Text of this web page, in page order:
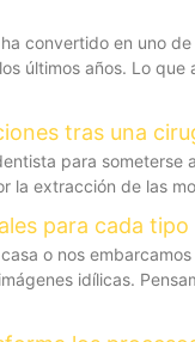
convertido en uno
últimos años. Lo
tras una
para someterse
la extracción de las
para cada
o nos
idílicas.